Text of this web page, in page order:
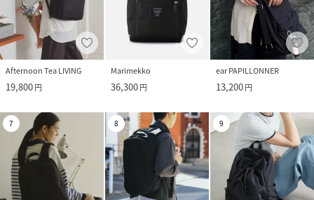
Afternoon Tea LIVING
19,800円
Marimekko
36,300円
ear PAPILLONNER
13,200円
7 8 9